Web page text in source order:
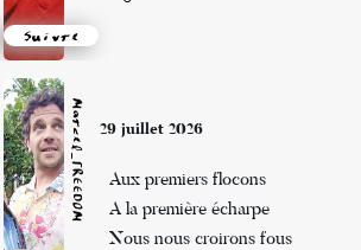
Suivre
Marcel_FREEDOM 29 juillet 2026
Aux premiers flocons
A la première écharpe
Nous nous croirons fous